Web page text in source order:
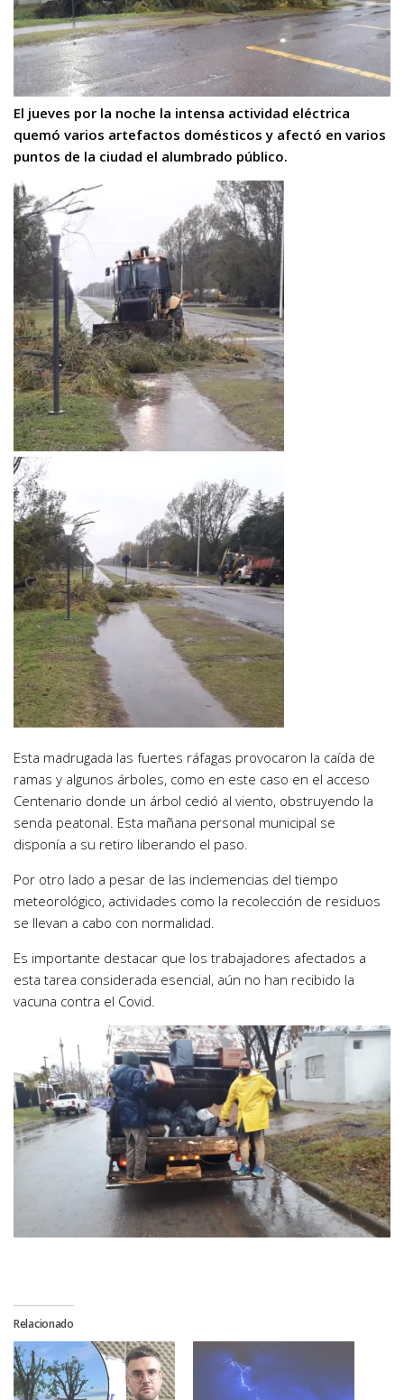
El jueves por la noche la intensa actividad eléctrica
quemó varios artefactos domésticos y afectó en varios
puntos de la ciudad el alumbrado público.
Esta madrugada las fuertes ráfagas provocaron la caída de
ramas y algunos árboles, como en este caso en el acceso
Centenario donde un árbol cedió al viento, obstruyendo la
senda peatonal. Esta mañana personal municipal se
disponía a su retiro liberando el paso.
Por otro lado a pesar de las inclemencias del tiempo
meteorológico, actividades como la recolección de residuos
se llevan a cabo con normalidad.
Es importante destacar que los trabajadores afectados a
esta tarea considerada esencial, aún no han recibido la
vacuna contra el Covid.
Relacionado